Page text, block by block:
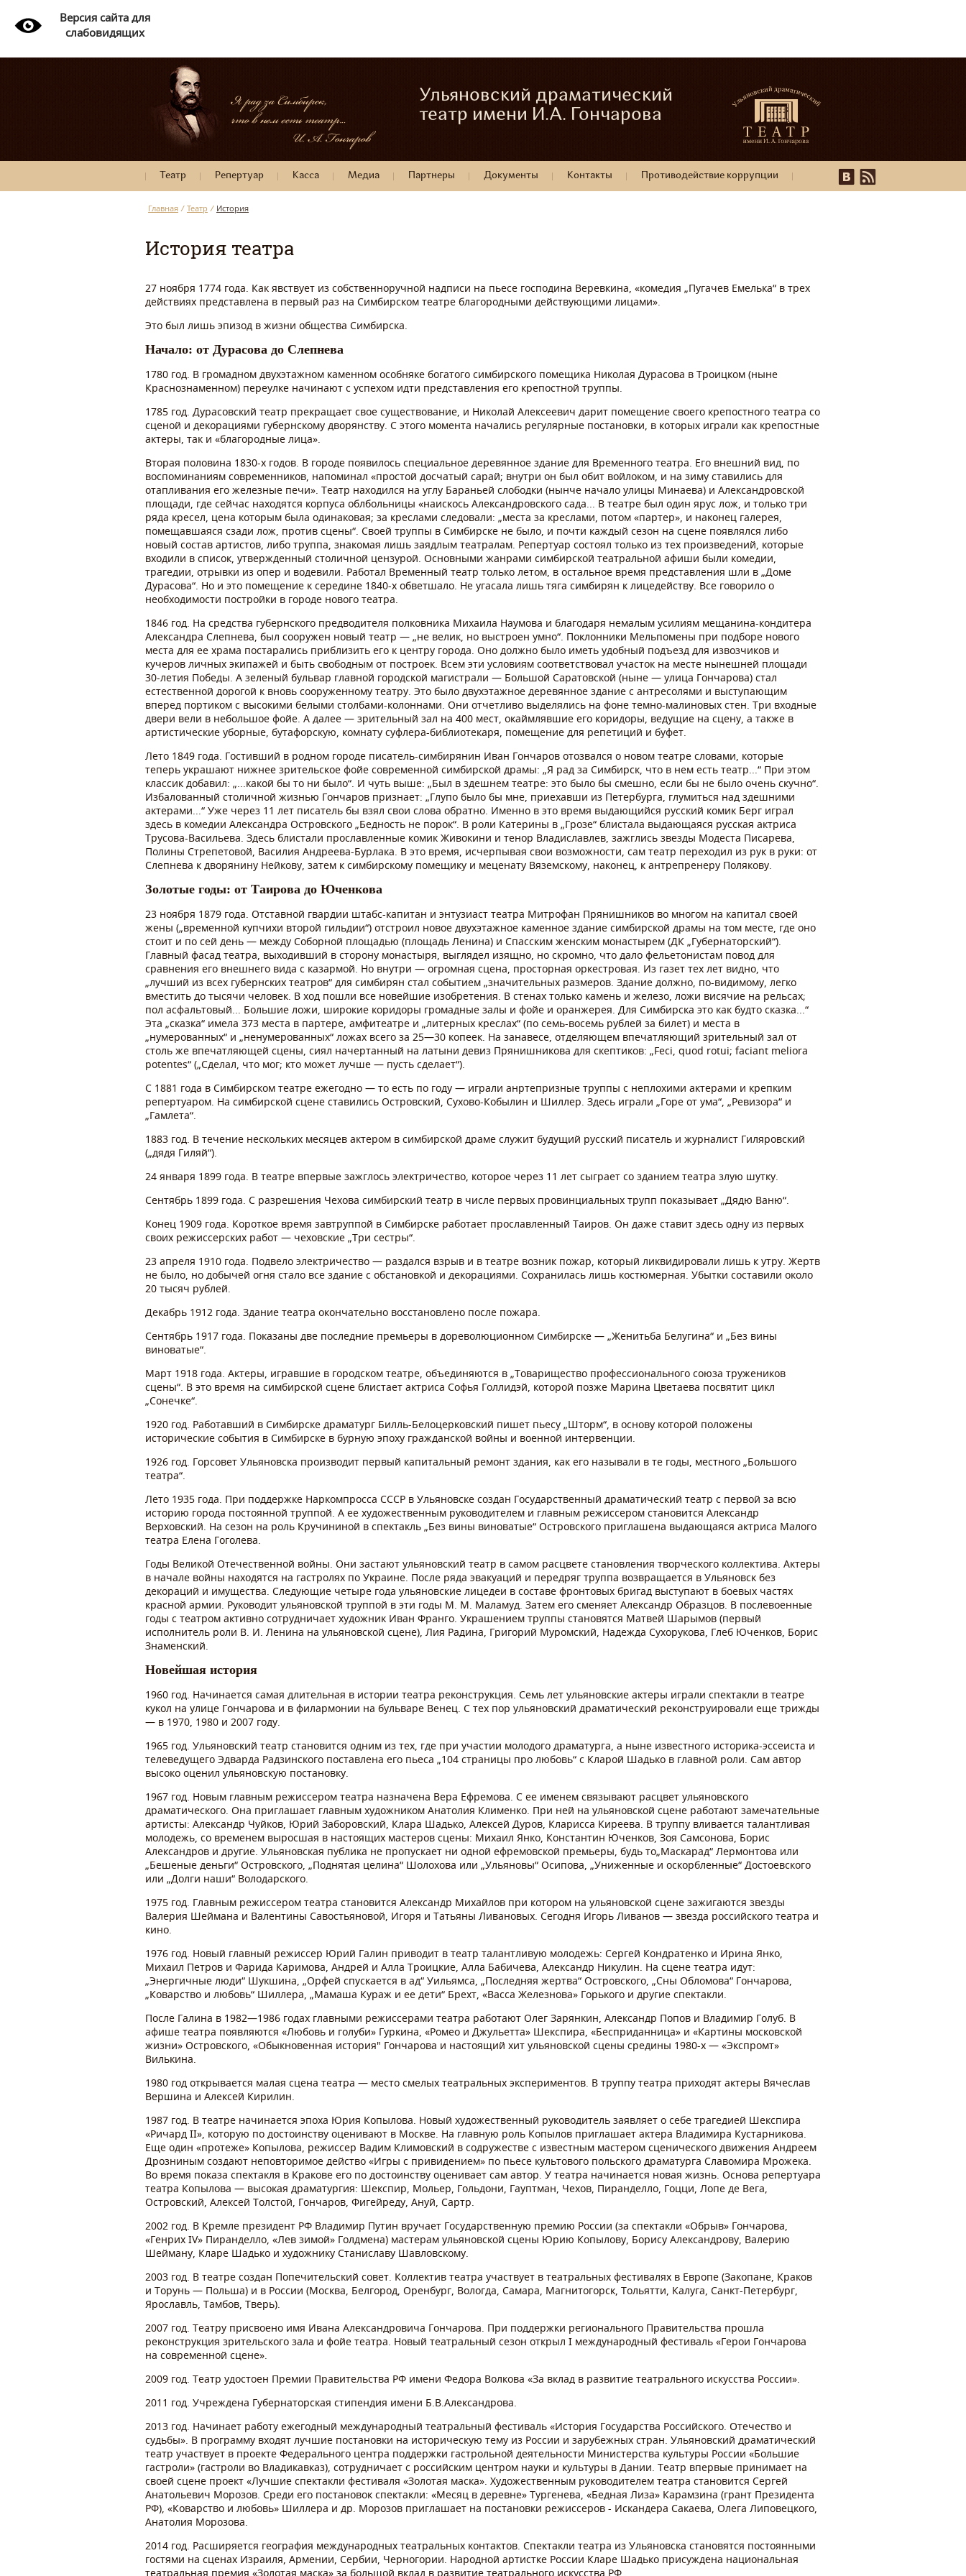
Версия сайта для
слабовидящих
Ульяновский драматический
театр имени И.А. Гончарова
Театр Репертуар Касса Медиа Партнеры Документы Контакты Противодействие коррупции
Главная / Театр / История
История театра
27 ноября 1774 года. Как явствует из собственноручной надписи на пьесе господина Веревкина, «комедия „Пугачев Емелька“ в трех
действиях представлена в первый раз на Симбирском театре благородными действующими лицами».
Это был лишь эпизод в жизни общества Симбирска.
Начало: от Дурасова до Слепнева
1780 год. В громадном двухэтажном каменном особняке богатого симбирского помещика Николая Дурасова в Троицком (ныне
Краснознаменном) переулке начинают с успехом идти представления его крепостной труппы.
1785 год. Дурасовский театр прекращает свое существование, и Николай Алексеевич дарит помещение своего крепостного театра со
сценой и декорациями губернскому дворянству. С этого момента начались регулярные постановки, в которых играли как крепостные
актеры, так и «благородные лица».
Вторая половина 1830-х годов. В городе появилось специальное деревянное здание для Временного театра. Его внешний вид, по
воспоминаниям современников, напоминал «простой досчатый сарай; внутри он был обит войлоком, и на зиму ставились для
отапливания его железные печи». Театр находился на углу Бараньей слободки (нынче начало улицы Минаева) и Александровской
площади, где сейчас находятся корпуса облбольницы «наискось Александровского сада... В театре был один ярус лож, и только три
ряда кресел, цена которым была одинаковая; за креслами следовали: „места за креслами, потом «партер», и наконец галерея,
помещавшаяся сзади лож, против сцены“. Своей труппы в Симбирске не было, и почти каждый сезон на сцене появлялся либо
новый состав артистов, либо труппа, знакомая лишь заядлым театралам. Репертуар состоял только из тех произведений, которые
входили в список, утвержденный столичной цензурой. Основными жанрами симбирской театральной афиши были комедии,
трагедии, отрывки из опер и водевили. Работал Временный театр только летом, в остальное время представления шли в „Доме
Дурасова“. Но и это помещение к середине 1840-х обветшало. Не угасала лишь тяга симбирян к лицедейству. Все говорило о
необходимости постройки в городе нового театра.
1846 год. На средства губернского предводителя полковника Михаила Наумова и благодаря немалым усилиям мещанина-кондитера
Александра Слепнева, был сооружен новый театр — „не велик, но выстроен умно“. Поклонники Мельпомены при подборе нового
места для ее храма постарались приблизить его к центру города. Оно должно было иметь удобный подъезд для извозчиков и
кучеров личных экипажей и быть свободным от построек. Всем эти условиям соответствовал участок на месте нынешней площади
30-летия Победы. А зеленый бульвар главной городской магистрали — Большой Саратовской (ныне — улица Гончарова) стал
естественной дорогой к вновь сооруженному театру. Это было двухэтажное деревянное здание с антресолями и выступающим
вперед портиком с высокими белыми столбами-колоннами. Они отчетливо выделялись на фоне темно-малиновых стен. Три входные
двери вели в небольшое фойе. А далее — зрительный зал на 400 мест, окаймлявшие его коридоры, ведущие на сцену, а также в
артистические уборные, бутафорскую, комнату суфлера-библиотекаря, помещение для репетиций и буфет.
Лето 1849 года. Гостивший в родном городе писатель-симбирянин Иван Гончаров отозвался о новом театре словами, которые
теперь украшают нижнее зрительское фойе современной симбирской драмы: „Я рад за Симбирск, что в нем есть театр...“ При этом
классик добавил: „...какой бы то ни было“. И чуть выше: „Был в здешнем театре: это было бы смешно, если бы не было очень скучно“.
Избалованный столичной жизнью Гончаров признает: „Глупо было бы мне, приехавши из Петербурга, глумиться над здешними
актерами...“ Уже через 11 лет писатель бы взял свои слова обратно. Именно в это время выдающийся русский комик Берг играл
здесь в комедии Александра Островского „Бедность не порок“. В роли Катерины в „Грозе“ блистала выдающаяся русская актриса
Трусова-Васильева. Здесь блистали прославленные комик Живокини и тенор Владиславлев, зажглись звезды Модеста Писарева,
Полины Стрепетовой, Василия Андреева-Бурлака. В это время, исчерпывая свои возможности, сам театр переходил из рук в руки: от
Слепнева к дворянину Нейкову, затем к симбирскому помещику и меценату Вяземскому, наконец, к антрепренеру Полякову.
Золотые годы: от Таирова до Юченкова
23 ноября 1879 года. Отставной гвардии штабс-капитан и энтузиаст театра Митрофан Прянишников во многом на капитал своей
жены („временной купчихи второй гильдии“) отстроил новое двухэтажное каменное здание симбирской драмы на том месте, где оно
стоит и по сей день — между Соборной площадью (площадь Ленина) и Спасским женским монастырем (ДК „Губернаторский“).
Главный фасад театра, выходивший в сторону монастыря, выглядел изящно, но скромно, что дало фельетонистам повод для
сравнения его внешнего вида с казармой. Но внутри — огромная сцена, просторная оркестровая. Из газет тех лет видно, что
„лучший из всех губернских театров“ для симбирян стал событием „значительных размеров. Здание должно, по-видимому, легко
вместить до тысячи человек. В ход пошли все новейшие изобретения. В стенах только камень и железо, ложи висячие на рельсах;
пол асфальтовый... Большие ложи, широкие коридоры громадные залы и фойе и оранжерея. Для Симбирска это как будто сказка...“
Эта „сказка“ имела 373 места в партере, амфитеатре и „литерных креслах“ (по семь-восемь рублей за билет) и места в
„нумерованных“ и „ненумерованных“ ложах всего за 25—30 копеек. На занавесе, отделяющем впечатляющий зрительный зал от
столь же впечатляющей сцены, сиял начертанный на латыни девиз Прянишникова для скептиков: „Feci, quod rotui; faciant meliora
potentes“ („Сделал, что мог; кто может лучше — пусть сделает“).
С 1881 года в Симбирском театре ежегодно — то есть по году — играли анртепризные труппы с неплохими актерами и крепким
репертуаром. На симбирской сцене ставились Островский, Сухово-Кобылин и Шиллер. Здесь играли „Горе от ума“, „Ревизора“ и
„Гамлета“.
1883 год. В течение нескольких месяцев актером в симбирской драме служит будущий русский писатель и журналист Гиляровский
(„дядя Гиляй“).
24 января 1899 года. В театре впервые зажглось электричество, которое через 11 лет сыграет со зданием театра злую шутку.
Сентябрь 1899 года. С разрешения Чехова симбирский театр в числе первых провинциальных трупп показывает „Дядю Ваню“.
Конец 1909 года. Короткое время завтруппой в Симбирске работает прославленный Таиров. Он даже ставит здесь одну из первых
своих режиссерских работ — чеховские „Три сестры“.
23 апреля 1910 года. Подвело электричество — раздался взрыв и в театре возник пожар, который ликвидировали лишь к утру. Жертв
не было, но добычей огня стало все здание с обстановкой и декорациями. Сохранилась лишь костюмерная. Убытки составили около
20 тысяч рублей.
Декабрь 1912 года. Здание театра окончательно восстановлено после пожара.
Сентябрь 1917 года. Показаны две последние премьеры в дореволюционном Симбирске — „Женитьба Белугина“ и „Без вины
виноватые“.
Март 1918 года. Актеры, игравшие в городском театре, объединяются в „Товарищество профессионального союза тружеников
сцены“. В это время на симбирской сцене блистает актриса Софья Голлидэй, которой позже Марина Цветаева посвятит цикл
„Сонечке“.
1920 год. Работавший в Симбирске драматург Билль-Белоцерковский пишет пьесу „Шторм“, в основу которой положены
исторические события в Симбирске в бурную эпоху гражданской войны и военной интервенции.
1926 год. Горсовет Ульяновска производит первый капитальный ремонт здания, как его называли в те годы, местного „Большого
театра“.
Лето 1935 года. При поддержке Наркомпросса СССР в Ульяновске создан Государственный драматический театр с первой за всю
историю города постоянной труппой. А ее художественным руководителем и главным режиссером становится Александр
Верховский. На сезон на роль Кручининой в спектакль „Без вины виноватые“ Островского приглашена выдающаяся актриса Малого
театра Елена Гоголева.
Годы Великой Отечественной войны. Они застают ульяновский театр в самом расцвете становления творческого коллектива. Актеры
в начале войны находятся на гастролях по Украине. После ряда эвакуаций и передряг труппа возвращается в Ульяновск без
декораций и имущества. Следующие четыре года ульяновские лицедеи в составе фронтовых бригад выступают в боевых частях
красной армии. Руководит ульяновской труппой в эти годы М. М. Маламуд. Затем его сменяет Александр Образцов. В послевоенные
годы с театром активно сотрудничает художник Иван Франго. Украшением труппы становятся Матвей Шарымов (первый
исполнитель роли В. И. Ленина на ульяновской сцене), Лия Радина, Григорий Муромский, Надежда Сухорукова, Глеб Юченков, Борис
Знаменский.
Новейшая история
1960 год. Начинается самая длительная в истории театра реконструкция. Семь лет ульяновские актеры играли спектакли в театре
кукол на улице Гончарова и в филармонии на бульваре Венец. С тех пор ульяновский драматический реконструировали еще трижды
— в 1970, 1980 и 2007 году.
1965 год. Ульяновский театр становится одним из тех, где при участии молодого драматурга, а ныне известного историка-эссеиста и
телеведущего Эдварда Радзинского поставлена его пьеса „104 страницы про любовь“ с Кларой Шадько в главной роли. Сам автор
высоко оценил ульяновскую постановку.
1967 год. Новым главным режиссером театра назначена Вера Ефремова. С ее именем связывают расцвет ульяновского
драматического. Она приглашает главным художником Анатолия Клименко. При ней на ульяновской сцене работают замечательные
артисты: Александр Чуйков, Юрий Заборовский, Клара Шадько, Алексей Дуров, Кларисса Киреева. В труппу вливается талантливая
молодежь, со временем выросшая в настоящих мастеров сцены: Михаил Янко, Константин Юченков, Зоя Самсонова, Борис
Александров и другие. Ульяновская публика не пропускает ни одной ефремовской премьеры, будь то„Маскарад“ Лермонтова или
„Бешеные деньги“ Островского, „Поднятая целина“ Шолохова или „Ульяновы“ Осипова, „Униженные и оскорбленные“ Достоевского
или „Долги наши“ Володарского.
1975 год. Главным режиссером театра становится Александр Михайлов при котором на ульяновской сцене зажигаются звезды
Валерия Шеймана и Валентины Савостьяновой, Игоря и Татьяны Ливановых. Сегодня Игорь Ливанов — звезда российского театра и
кино.
1976 год. Новый главный режиссер Юрий Галин приводит в театр талантливую молодежь: Сергей Кондратенко и Ирина Янко,
Михаил Петров и Фарида Каримова, Андрей и Алла Троицкие, Алла Бабичева, Александр Никулин. На сцене театра идут:
„Энергичные люди“ Шукшина, „Орфей спускается в ад“ Уильямса, „Последняя жертва“ Островского, „Сны Обломова“ Гончарова,
„Коварство и любовь“ Шиллера, „Мамаша Кураж и ее дети“ Брехт, «Васса Железнова» Горького и другие спектакли.
После Галина в 1982—1986 годах главными режиссерами театра работают Олег Зарянкин, Александр Попов и Владимир Голуб. В
афише театра появляются «Любовь и голуби» Гуркина, «Ромео и Джульетта» Шекспира, «Бесприданница» и «Картины московской
жизни» Островского, «Обыкновенная история" Гончарова и настоящий хит ульяновской сцены средины 1980-х — «Экспромт»
Вилькина.
1980 год открывается малая сцена театра — место смелых театральных экспериментов. В труппу театра приходят актеры Вячеслав
Вершина и Алексей Кирилин.
1987 год. В театре начинается эпоха Юрия Копылова. Новый художественный руководитель заявляет о себе трагедией Шекспира
«Ричард II», которую по достоинству оценивают в Москве. На главную роль Копылов приглашает актера Владимира Кустарникова.
Еще один «протеже» Копылова, режиссер Вадим Климовский в содружестве с известным мастером сценического движения Андреем
Дрозниным создают неповторимое действо «Игры с привидением» по пьесе культового польского драматурга Славомира Мрожека.
Во время показа спектакля в Кракове его по достоинству оценивает сам автор. У театра начинается новая жизнь. Основа репертуара
театра Копылова — высокая драматургия: Шекспир, Мольер, Гольдони, Гауптман, Чехов, Пиранделло, Гоцци, Лопе де Вега,
Островский, Алексей Толстой, Гончаров, Фигейреду, Ануй, Сартр.
2002 год. В Кремле президент РФ Владимир Путин вручает Государственную премию России (за спектакли «Обрыв» Гончарова,
«Генрих IV» Пиранделло, «Лев зимой» Голдмена) мастерам ульяновской сцены Юрию Копылову, Борису Александрову, Валерию
Шейману, Кларе Шадько и художнику Станиславу Шавловскому.
2003 год. В театре создан Попечительский совет. Коллектив театра участвует в театральных фестивалях в Европе (Закопане, Краков
и Торунь — Польша) и в России (Москва, Белгород, Оренбург, Вологда, Самара, Магнитогорск, Тольятти, Калуга, Санкт-Петербург,
Ярославль, Тамбов, Тверь).
2007 год. Театру присвоено имя Ивана Александровича Гончарова. При поддержки регионального Правительства прошла
реконструкция зрительского зала и фойе театра. Новый театральный сезон открыл I международный фестиваль «Герои Гончарова
на современной сцене».
2009 год. Театр удостоен Премии Правительства РФ имени Федора Волкова «За вклад в развитие театрального искусства России».
2011 год. Учреждена Губернаторская стипендия имени Б.В.Александрова.
2013 год. Начинает работу ежегодный международный театральный фестиваль «История Государства Российского. Отечество и
судьбы». В программу входят лучшие постановки на историческую тему из России и зарубежных стран. Ульяновский драматический
театр участвует в проекте Федерального центра поддержки гастрольной деятельности Министерства культуры России «Большие
гастроли» (гастроли во Владикавказ), сотрудничает с российским центром науки и культуры в Дании. Театр впервые принимает на
своей сцене проект «Лучшие спектакли фестиваля «Золотая маска». Художественным руководителем театра становится Сергей
Анатольевич Морозов. Среди его постановок спектакли: «Месяц в деревне» Тургенева, «Бедная Лиза» Карамзина (грант Президента
РФ), «Коварство и любовь» Шиллера и др. Морозов приглашает на постановки режиссеров - Искандера Сакаева, Олега Липовецкого,
Анатолия Морозова.
2014 год. Расширяется география международных театральных контактов. Спектакли театра из Ульяновска становятся постоянными
гостями на сценах Израиля, Армении, Сербии, Черногории. Народной артистке России Кларе Шадько присуждена национальная
театральная премия «Золотая маска» за большой вклад в развитие театрального искусства РФ.